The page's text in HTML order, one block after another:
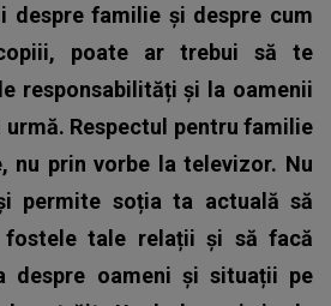
despre familie și despre cum
poate ar trebui să te
responsabilități și la oamenii
Respectul pentru familie
nu prin vorbe la televizor. Nu
permite soția ta actuală să
fostele tale relații și să facă
despre oameni și situații pe